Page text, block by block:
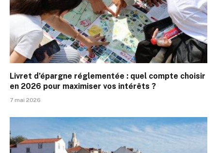
Livret d’épargne réglementée : quel compte choisir
en 2026 pour maximiser vos intérêts ?
7 mai 2026